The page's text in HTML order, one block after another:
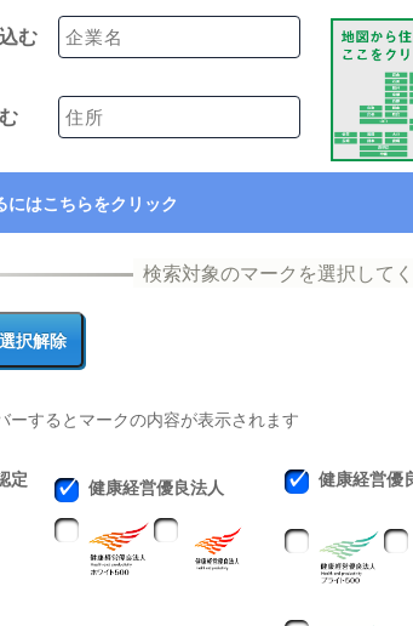
む
はこちらをクリック
ーするとマークの内容が表示されます
定 健康経営優良法人 健康経営優